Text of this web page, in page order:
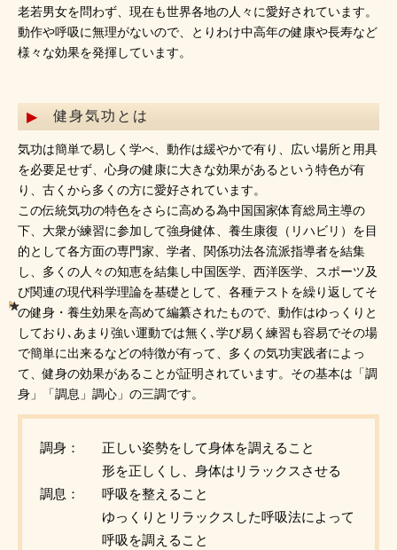
老若男女を問わず、現在も世界各地の人々に愛好されています。
動作や呼吸に無理がないので、とりわけ中高年の健康や長寿など
様々な効果を発揮しています。
健身気功とは
気功は簡単で易しく学べ、動作は緩やかで有り、広い場所と用具
を必要足せず、心身の健康に大きな効果があるという特色が有
り、古くから多くの方に愛好されています。
この伝統気功の特色をさらに高める為中国国家体育総局主導の
下、大衆が練習に参加して強身健体、養生康復（リハビリ）を目
的として各方面の専門家、学者、関係功法各流派指導者を結集
し、多くの人々の知恵を結集し中国医学、西洋医学、スポーツ及
び関連の現代科学理論を基礎として、各種テストを繰り返してそ
の健身・養生効果を高めて編纂されたもので、動作はゆっくりと
しており､あまり強い運動では無く､学び易く練習も容易でその場
で簡単に出来るなどの特徴が有って、多くの気功実践者によっ
て、健身の効果があることが証明されています。その基本は「調
身」「調息」調心」の三調です。
調身：
正しい姿勢をして身体を調えること
形を正しくし、身体はリラックスさせる
調息：
呼吸を整えること
ゆっくりとリラックスした呼吸法によって
呼吸を調えること